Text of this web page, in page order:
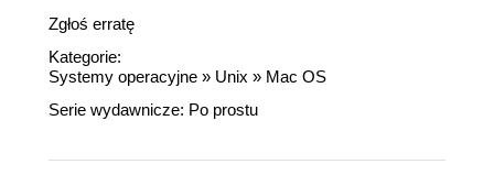
Zgłoś erratę
Kategorie:
Systemy operacyjne » Unix » Mac OS
Serie wydawnicze: Po prostu